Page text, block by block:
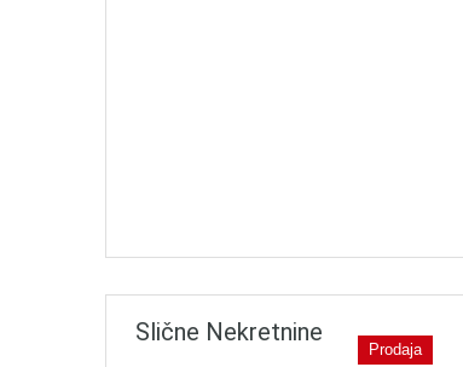
Slične Nekretnine
Prodaja